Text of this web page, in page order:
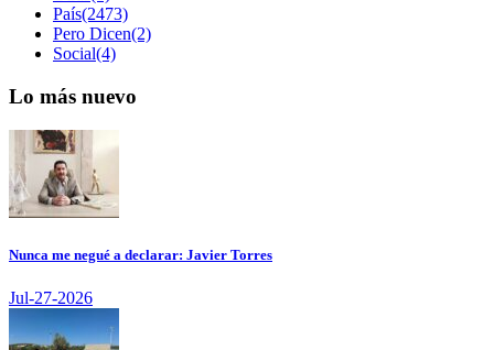
País(2473)
Pero Dicen(2)
Social(4)
Lo más nuevo
Nunca me negué a declarar: Javier Torres
Jul-27-2026